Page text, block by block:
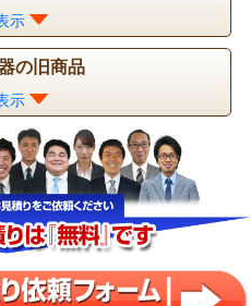
示
の旧商品
示